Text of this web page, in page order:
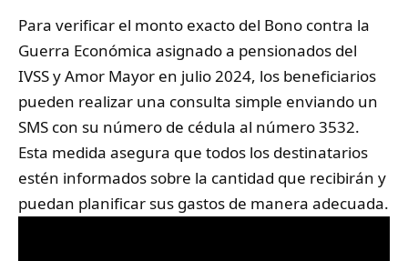
Para verificar el monto exacto del Bono contra la
Guerra Económica asignado a pensionados del
IVSS y Amor Mayor en julio 2024, los beneficiarios
pueden realizar una consulta simple enviando un
SMS con su número de cédula al número 3532.
Esta medida asegura que todos los destinatarios
estén informados sobre la cantidad que recibirán y
puedan planificar sus gastos de manera adecuada.